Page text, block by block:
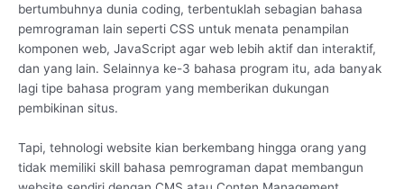
bertumbuhnya dunia coding, terbentuklah sebagian bahasa
pemrograman lain seperti CSS untuk menata penampilan
komponen web, JavaScript agar web lebih aktif dan interaktif,
dan yang lain. Selainnya ke-3 bahasa program itu, ada banyak
lagi tipe bahasa program yang memberikan dukungan
pembikinan situs.
Tapi, tehnologi website kian berkembang hingga orang yang
tidak memiliki skill bahasa pemrograman dapat membangun